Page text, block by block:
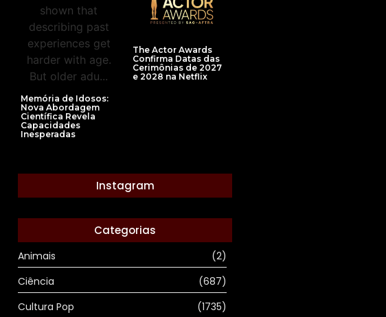
Memória de Idosos:
Nova Abordagem
Científica Revela
Capacidades
Inesperadas
The Actor Awards
Confirma Datas das
Cerimônias de 2027
e 2028 na Netflix
Instagram
Categorias
Animais
(2)
Ciência
(687)
Cultura Pop
(1735)